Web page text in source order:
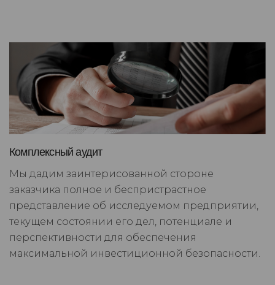
Комплексный аудит
Мы дадим заинтерисованной стороне
заказчика полное и беспристрастное
представление об исследуемом предприятии,
текущем состоянии его дел, потенциале и
перспективности для обеспечения
максимальной инвестиционной безопасности.